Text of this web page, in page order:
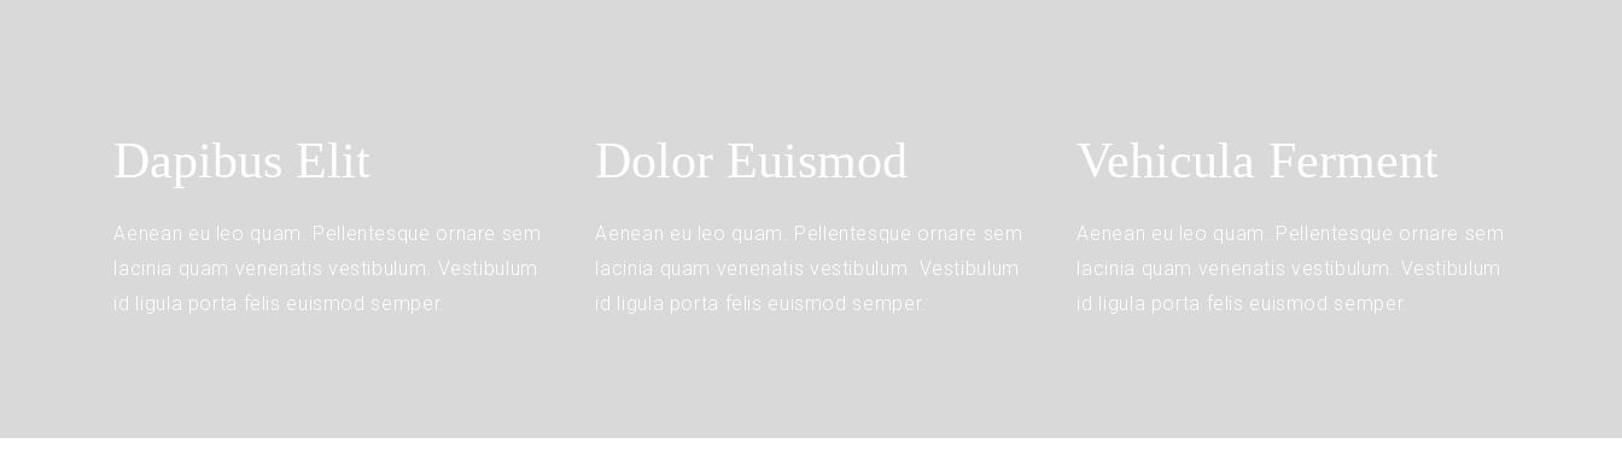
Vehicula Ferment
Dolor Euismod
Dapibus Elit
Aenean eu leo quam. Pellentesque ornare sem
lacinia quam venenatis vestibulum. Vestibulum
id ligula porta felis euismod semper.
Aenean eu leo quam. Pellentesque ornare sem
lacinia quam venenatis vestibulum. Vestibulum
id ligula porta felis euismod semper.
Aenean eu leo quam. Pellentesque ornare sem
lacinia quam venenatis vestibulum. Vestibulum
id ligula porta felis euismod semper.